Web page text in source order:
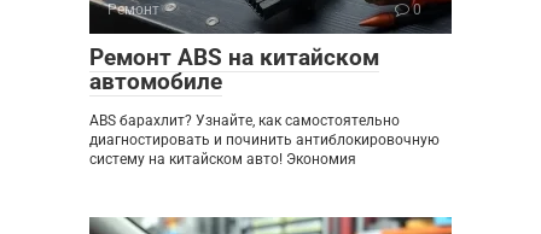
Ремонт 0
Ремонт ABS на китайском
автомобиле
ABS барахлит? Узнайте, как самостоятельно
диагностировать и починить антиблокировочную
систему на китайском авто! Экономия